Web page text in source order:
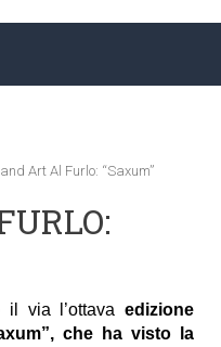
Art Al Furlo: “Saxum”
il via l’ottava edizione
che ha visto la